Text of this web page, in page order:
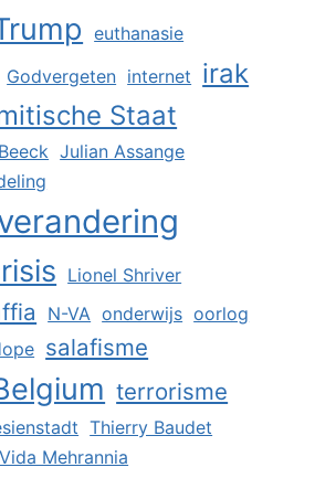
euthanasie
Godvergeten internet irak
Staat
Julian Assange
Lionel Shriver
N-VA onderwijs oorlog
salafisme
terrorisme
Thierry Baudet
Vida Mehrannia